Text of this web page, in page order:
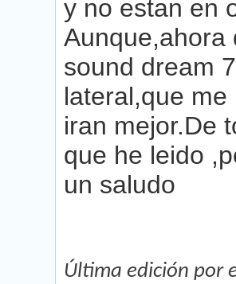
y no estan en
Aunque,ahora
sound dream
lateral,que
iran mejor.De
que he leido
un saludo
Última edición por